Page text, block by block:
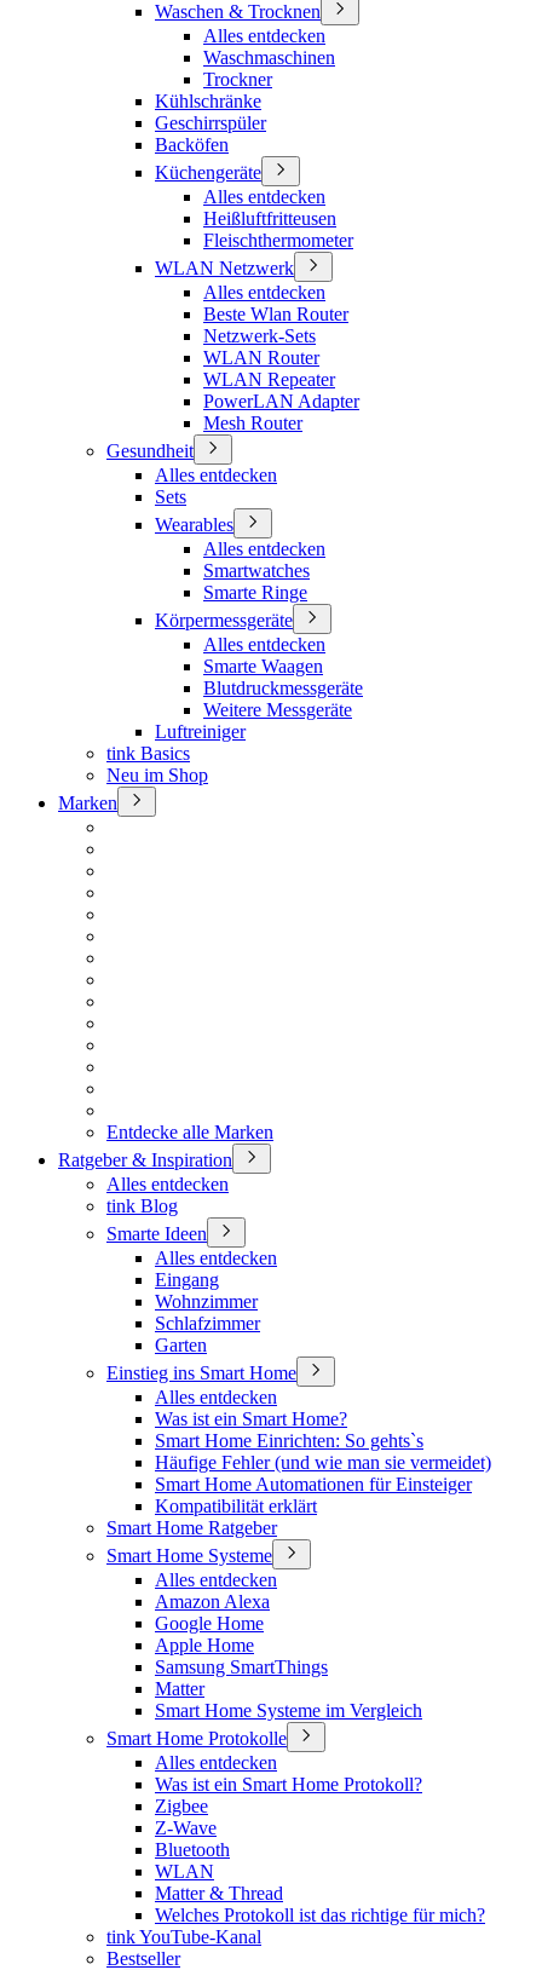
Waschen & Trocknen
Alles entdecken
Waschmaschinen
Trockner
Kühlschränke
Geschirrspüler
Backöfen
Küchengeräte
Alles entdecken
Heißluftfritteusen
Fleischthermometer
WLAN Netzwerk
Alles entdecken
Beste Wlan Router
Netzwerk-Sets
WLAN Router
WLAN Repeater
PowerLAN Adapter
Mesh Router
Gesundheit
Alles entdecken
Sets
Wearables
Alles entdecken
Smartwatches
Smarte Ringe
Körpermessgeräte
Alles entdecken
Smarte Waagen
Blutdruckmessgeräte
Weitere Messgeräte
Luftreiniger
tink Basics
Neu im Shop
Marken
Entdecke alle Marken
Ratgeber & Inspiration
Alles entdecken
tink Blog
Smarte Ideen
Alles entdecken
Eingang
Wohnzimmer
Schlafzimmer
Garten
Einstieg ins Smart Home
Alles entdecken
Was ist ein Smart Home?
Smart Home Einrichten: So gehts`s
Häufige Fehler (und wie man sie vermeidet)
Smart Home Automationen für Einsteiger
Kompatibilität erklärt
Smart Home Ratgeber
Smart Home Systeme
Alles entdecken
Amazon Alexa
Google Home
Apple Home
Samsung SmartThings
Matter
Smart Home Systeme im Vergleich
Smart Home Protokolle
Alles entdecken
Was ist ein Smart Home Protokoll?
Zigbee
Z-Wave
Bluetooth
WLAN
Matter & Thread
Welches Protokoll ist das richtige für mich?
tink YouTube-Kanal
Bestseller